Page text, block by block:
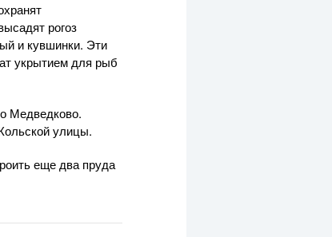
рогоз
и кувшинки. Эти
укрытием для рыб
Медведково.
улицы.
еще два пруда